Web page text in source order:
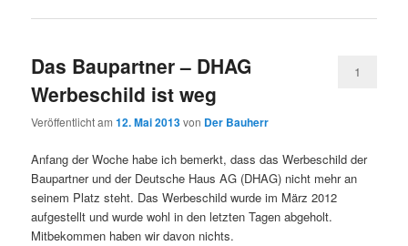
Das Baupartner – DHAG
Werbeschild ist weg
Veröffentlicht am12. Mai 2013von Der Bauherr
1
Anfang der Woche habe ich bemerkt, dass das Werbeschild der
Baupartner und der Deutsche Haus AG (DHAG) nicht mehr an
seinem Platz steht. Das Werbeschild wurde im März 2012
aufgestellt und wurde wohl in den letzten Tagen abgeholt.
Mitbekommen haben wir davon nichts.